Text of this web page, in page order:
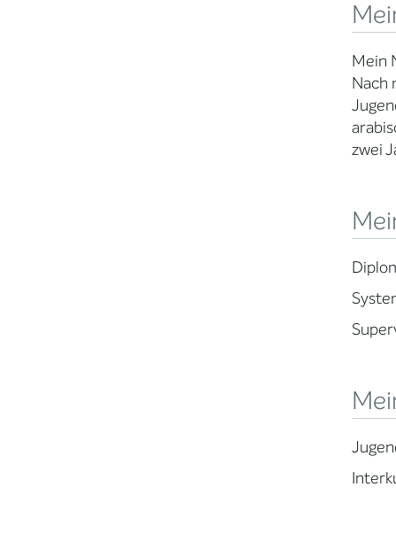
Mein
Nach
zwei